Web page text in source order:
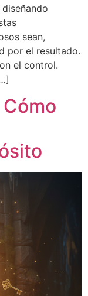
sean,
por el resultado.
el control.